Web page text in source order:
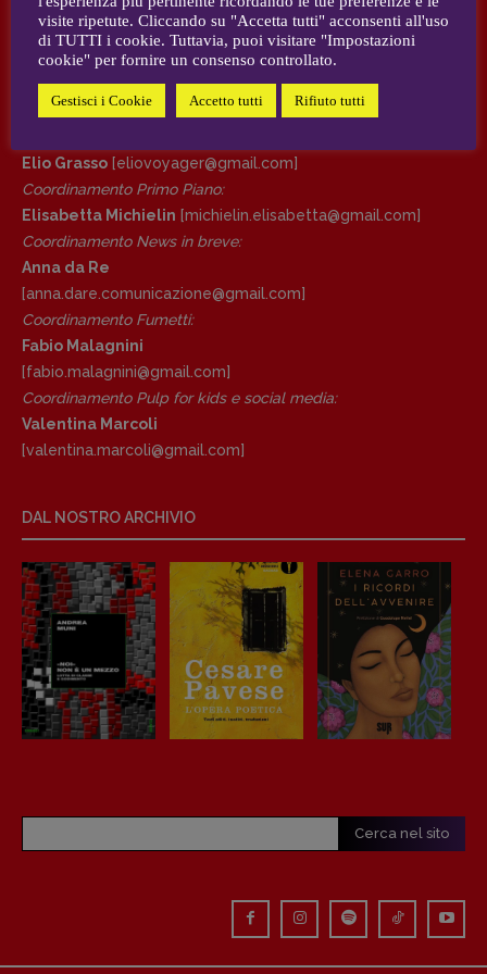
DIRETTRICE RESPONSABILE
Antonella Marrone
REDAZIONE
Walter Catalano,Giuseppe Costigliola,
Anna da Re,Roberto Derobertis,Elio
Grasso,Fabio Malagnini,
Marcoli,Elisabetta Michielin,Nicole
Spallina,Roberto Sturm,Tania Tonin
CONTATTI
Case editrici e coordinamento
recensioni:
Elio Grasso[eliovoyager@gmail.com]
Coordinamento Primo Piano :
Elisabetta Michielin
[michielin.elisabetta@gmail.com]
[anna.dare.comunicazione@gmail.
Coordinamento Fumetti:
Fabio Malagnini
[fabio.malagnini@gmail.com]
Coordinamento Pulp for kids e social
Valentina Marcoli
[valentina.marcoli@gmail.com]
ARCHIVIO E AUTORI
AUTORI e COLLABORATORI
CONTATTI
Elio Grasso [eliovoyager@gmail.com]
Coordinamento Primo Piano:
Elisabetta Michielin [michielin.elisabetta@gmail.com]
Coordinamento News in breve:
Anna da Re
[anna.dare.comunicazione@gmail. com]
Coordinamento Fumetti:
Fabio Malagnini
[fabio.malagnini@gmail. com]
Coordinamento Pulp for kids e social media:
Valentina Marcoli
[valentina.marcoli@gmail. com]
DAL NOSTRO ARCHIVIO
Cerca nel sito
visite ripetute. Cliccando su "Accetta tutti" acconsenti all'uso
di TUTTI i cookie. Tuttavia, puoi visitare "Impostazioni
cookie" per fornire un consenso controllato.
Gestisci i Cookie Accetto tutti Rifiuto tutti